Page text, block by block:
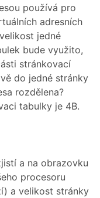
používá pro
adresních
jedné
bude využito,
stránkovací
do jedné stránky
rozdělena?
tabulky je 4B.
a na obrazovku
procesoru
a velikost stránky